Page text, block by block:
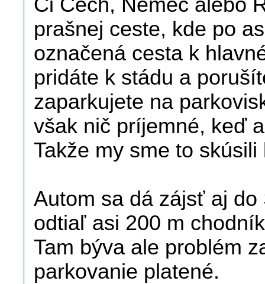
Či Čech, Nemec alebo
prašnej ceste, kde po
označená cesta k
pridáte k stádu a
zaparkujete na
však nič príjemné, keď
Takže my sme to skúsili
Autom sa dá zájsť aj
odtiaľ asi 200 m
Tam býva ale problém
parkovanie platené.